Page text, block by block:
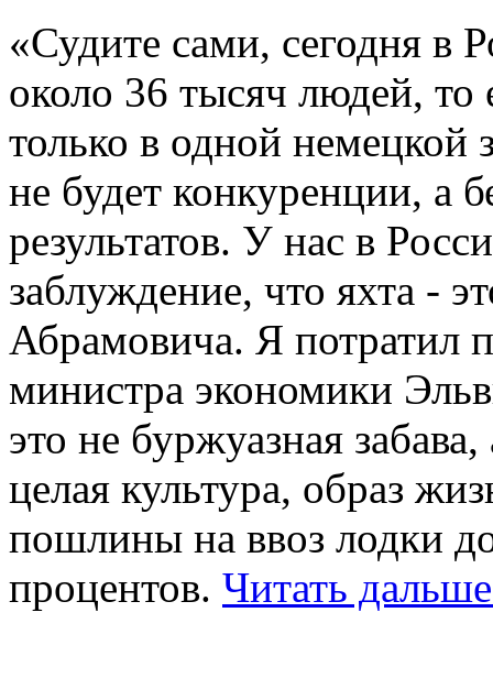
«Судите сами, сегодня в
около 36 тысяч людей, то
только в одной немецкой
не будет конкуренции, а
результатов. У нас в
заблуждение, что яхта -
Абрамовича. Я потратил
министра экономики
это не буржуазная
целая культура, образ
пошлины на ввоз лодки
процентов. Читать